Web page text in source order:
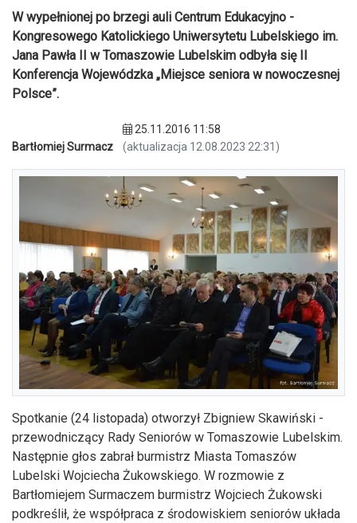
W wypełnionej po brzegi auli Centrum Edukacyjno -
Kongresowego Katolickiego Uniwersytetu Lubelskiego im.
Jana Pawła II w Tomaszowie Lubelskim odbyła się II
Konferencja Wojewódzka „Miejsce seniora w nowoczesnej
Polsce”.
Bartłomiej Surmacz
25.11.2016 11:58
(aktualizacja 12.08.2023 22:31)
Spotkanie (24 listopada) otworzył Zbigniew Skawiński -
przewodniczący Rady Seniorów w Tomaszowie Lubelskim.
Następnie głos zabrał burmistrz Miasta Tomaszów
Lubelski Wojciecha Żukowskiego. W rozmowie z
Bartłomiejem Surmaczem burmistrz Wojciech Żukowski
podkreślił, że współpraca z środowiskiem seniorów układa